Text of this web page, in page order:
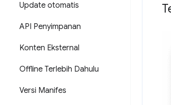
Update otomatis
API Penyimpanan
Konten Eksternal
Offline Terlebih Dahulu
Versi Manifes